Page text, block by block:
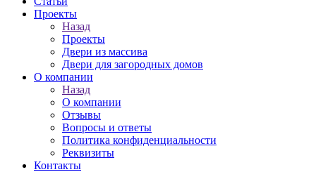
Проекты
Назад
Проекты
Двери из массива
Двери для загородных домов
О компании
Назад
О компании
Отзывы
Вопросы и ответы
Политика конфиденциальности
Реквизиты
Контакты